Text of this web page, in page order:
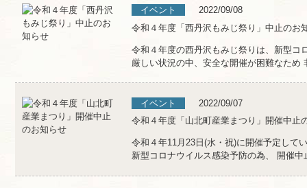
イベント
2022/09/08
令和４年度「西丹沢もみじ祭り」中止のお
令和４年度の西丹沢もみじ祭りは、新型コ
厳しい状況の中、安全な開催が困難なため
イベント
2022/09/07
令和４年度「山北町産業まつり」開催中止
令和４年11月23日(水・祝)に開催予定して
新型コロナウイルス感染予防の為、 開催